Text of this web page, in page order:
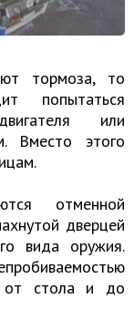
тормоза, то
попытаться
или
Вместо этого
отменной
дверцей
вида оружия.
от стола и до